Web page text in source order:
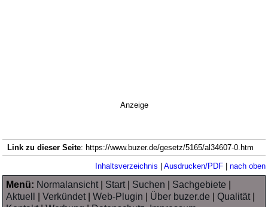
Anzeige
Link zu dieser Seite: https://www.buzer.de/gesetz/5165/al34607-0.htm
Inhaltsverzeichnis | Ausdrucken/PDF| nach oben
Menü: Normalansicht| Start| Suchen Sachgebiete
Aktuell
|Verkündet|Web-Plugin Über buzer.de |Qualität|